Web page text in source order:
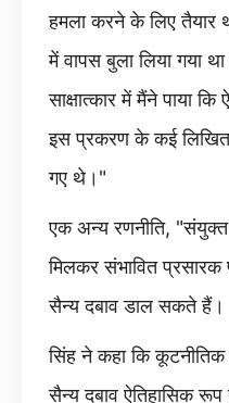
हमला करने के लिए तैयार
में वापस बुला लिया गया
साक्षात्कार में मैंने पाया
इस प्रकरण के कई लिखित
गए थे।"
एक अन्य रणनीति, "संयुक्त
मिलकर संभावित
सैन्य दबाव डाल सकते हैं।
सिंह ने कहा कि
सैन्य दबाव ऐतिहासिक